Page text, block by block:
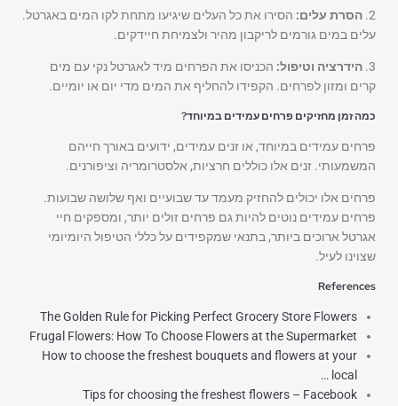
2. הסרת עלים: הסירו את כל העלים שיגיעו מתחת לקו המים באגרטל.
עלים במים גורמים לריקבון מהיר ולצמיחת חיידקים.
3. הידרציה וטיפול: הכניסו את הפרחים מיד לאגרטל נקי עם מים
קרים ומזון לפרחים. הקפידו להחליף את המים מדי יום או יומיים.
כמה זמן מחזיקים פרחים עמידים במיוחד?
פרחים עמידים במיוחד, או זנים עמידים, ידועים באורך חייהם
המשמעותי. זנים אלו כוללים חרציות, אלסטרומריה וציפורנים.
פרחים אלו יכולים להחזיק מעמד עד שבועיים ואף שלושה שבועות.
פרחים עמידים נוטים להיות גם פרחים זולים יותר, ומספקים חיי
אגרטל ארוכים ביותר, בתנאי שמקפידים על כללי הטיפול היומיומי
שצוינו לעיל.
References
The Golden Rule for Picking Perfect Grocery Store Flowers
Frugal Flowers: How To Choose Flowers at the Supermarket
How to choose the freshest bouquets and flowers at your
local …
Tips for choosing the freshest flowers – Facebook